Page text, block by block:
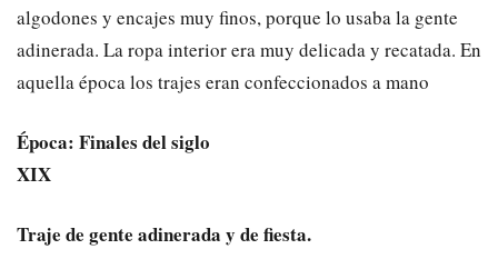
algodones y encajes muy finos, porque lo usaba la gente
adinerada. La ropa interior era muy delicada y recatada. En
aquella época los trajes eran confeccionados a mano
Época: Finales del siglo
XIX
Traje de gente adinerada y de fiesta.